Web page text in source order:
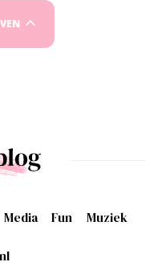
Media Fun Muziek